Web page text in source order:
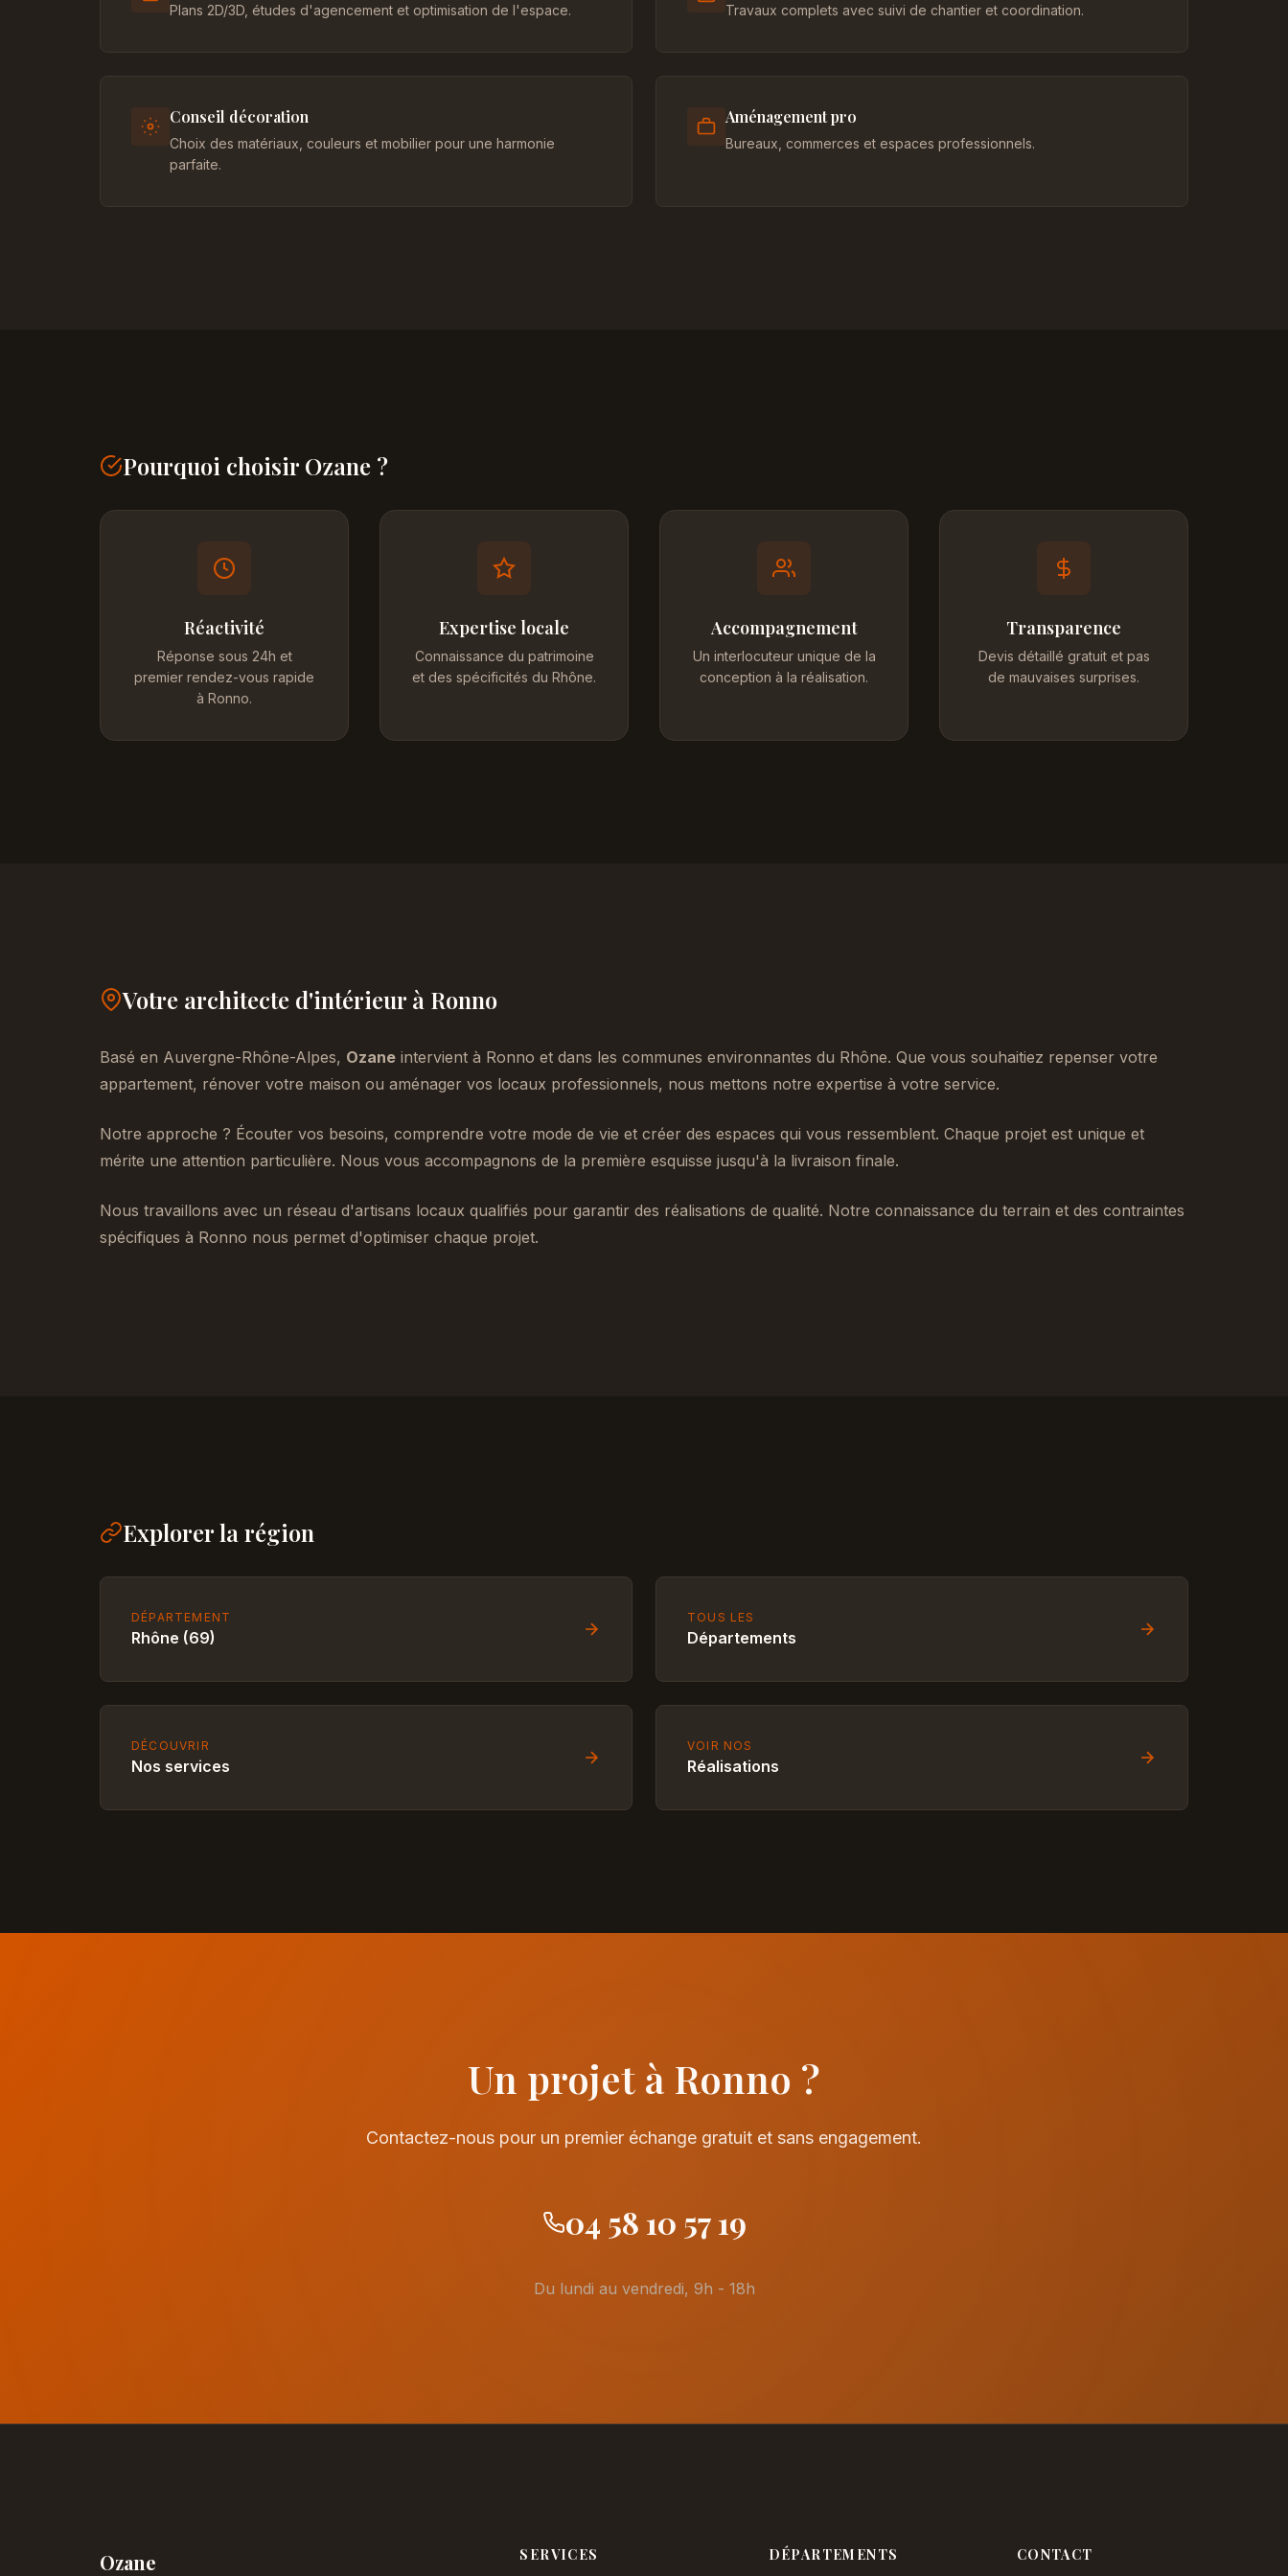
Plans 2D/3D, études d'agencement et optimisation de l'espace. Travaux complets avec suivi de chantier et coordination.
Conseil décoration
Choix des matériaux, couleurs et mobilier pour une harmonie
parfaite.
Aménagement pro
Bureaux, commerces et espaces professionnels.
Pourquoi choisir Ozane ?
Réactivité
Réponse sous 24h et
premier rendez-vous rapide
à Ronno.
Expertise locale
Connaissance du patrimoine
et des spécificités du Rhône.
Accompagnement
Un interlocuteur unique de la
conception à la réalisation.
Transparence
Devis détaillé gratuit et pas
de mauvaises surprises.
Votre architecte d'intérieur à Ronno
Basé en Auvergne-Rhône-Alpes, Ozane intervient à Ronno et dans les communes environnantes du Rhône. Que vous souhaitiez repenser votre
appartement, rénover votre maison ou aménager vos locaux professionnels, nous mettons notre expertise à votre service.
Notre approche ? Écouter vos besoins, comprendre votre mode de vie et créer des espaces qui vous ressemblent. Chaque projet est unique et
mérite une attention particulière. Nous vous accompagnons de la première esquisse jusqu'à la livraison finale.
Nous travaillons avec un réseau d'artisans locaux qualifiés pour garantir des réalisations de qualité. Notre connaissance du terrain et des contraintes
spécifiques à Ronno nous permet d'optimiser chaque projet.
Explorer la région
DÉPARTEMENT
Rhône (69)
TOUS LES
Départements
DÉCOUVRIR
Nos services
VOIR NOS
Réalisations
Un projet à Ronno ?
Contactez-nous pour un premier échange gratuit et sans engagement.
04 58 10 57 19
Du lundi au vendredi, 9h - 18h
Ozane SERVICES DÉPARTEMENTS CONTACT